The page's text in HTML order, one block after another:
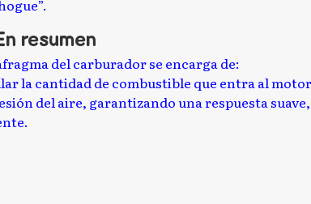
resumen
del carburador se encarga de:
la cantidad de combustible que entra al
del aire, garantizando una respuesta